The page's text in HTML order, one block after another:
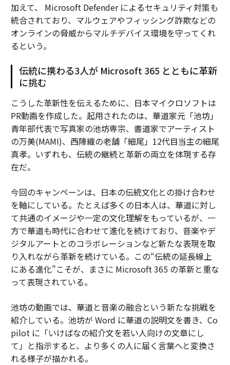
加えて、 Microsoft Defender によるセキュリティ対策も
統合されており、マルウェアやフィッシング詐欺などの
オンラインの脅威からマルチデバイス環境を守ってくれ
るという。
伝統に携わる3人が Microsoft 365 とともに革新
に挑む
こうした革新性を伝えるために、日本マイクロソフトは
PR動画を作成した。起用されたのは、華道家元「池坊」
青年部代表で写真家の池坊専宗、書道家でアーティスト
の万美(MAMI)、西陣織の老舗「細尾」12代目当主の細尾
真孝。いずれも、伝統の継続と革新の両立を体現する存
在だ。
今回のキャンペーンは、日本の伝統文化との掛け合わせ
を軸にしている。たとえば多くの日本人は、華道に対し
て共通のイメージや一定の文化理解をもっているが、一
方で華道も時代に合わせて進化を続けており、音楽やデ
ジタルアートとのコラボレーションなど新たな表現を取
り入れながら革新を続けている。この“伝統の延長線上
にある進化”こそが、まさに Microsoft 365 の革新と重な
って表現されている。
池坊の動画では、華道と音楽の融合という新たな挑戦を
紹介している。池坊が Word に華道の説明文を書き、Co
pilot に「いけばなの紹介文を若い人向けの文章にし
て」と指示すると、より多くの人に届く言葉へと変換さ
れる様子が描かれる。